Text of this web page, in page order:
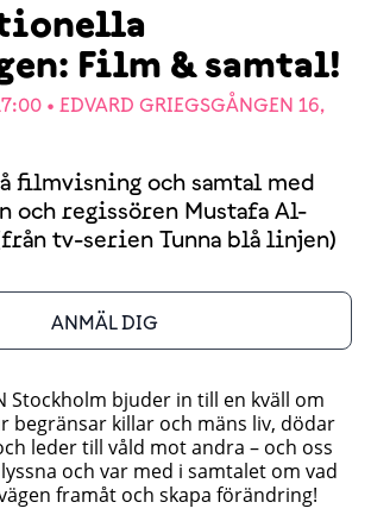
Film & samtal!
• EDVARD GRIEGSGÅNGEN 16,
filmvisning och samtal med
och regissören Mustafa Al-
tv-serien Tunna blå linjen)
ANMÄL DIG
Stockholm bjuder in till en kväll om
begränsar killar och mäns liv, dödar
leder till våld mot andra – och oss
och var med i samtalet om vad
framåt och skapa förändring!